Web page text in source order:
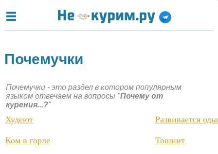
Почемучки
Почемучки - это раздел в котором популярным
языком отвечаем на вопросы "Почему от
курения...?"
Худеют Развивается
Ком в горле Тошнит